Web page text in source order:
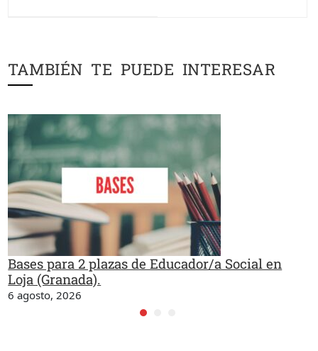
TAMBIÉN TE PUEDE INTERESAR
Bases para 2 plazas de Educador/a Social en
Loja (Granada).
6 agosto, 2026